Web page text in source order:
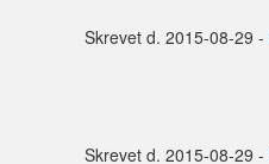
Skrevet d. 2015-08-29 -
Skrevet d. 2015-08-29 -